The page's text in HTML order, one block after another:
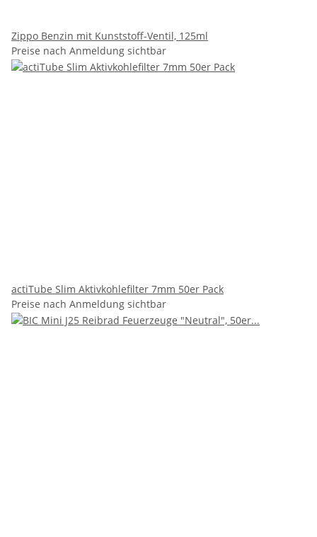
Zippo Benzin mit Kunststoff-Ventil, 125ml
Preise nach Anmeldung sichtbar
actiTube Slim Aktivkohlefilter 7mm 50er Pack
Preise nach Anmeldung sichtbar